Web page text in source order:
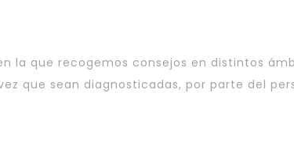
la que recogemos consejos en distintos
que sean diagnosticadas, por parte del